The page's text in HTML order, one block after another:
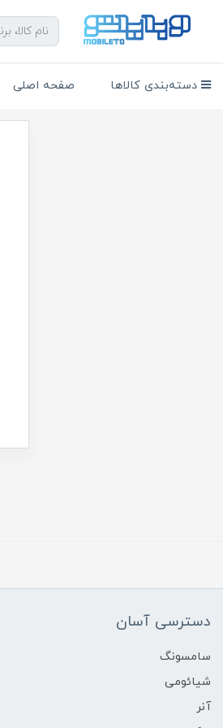
دسته‌بندی کالاها صفحه اصلی
دسترسی آسان
سامسونگ
شیائومی
آنر